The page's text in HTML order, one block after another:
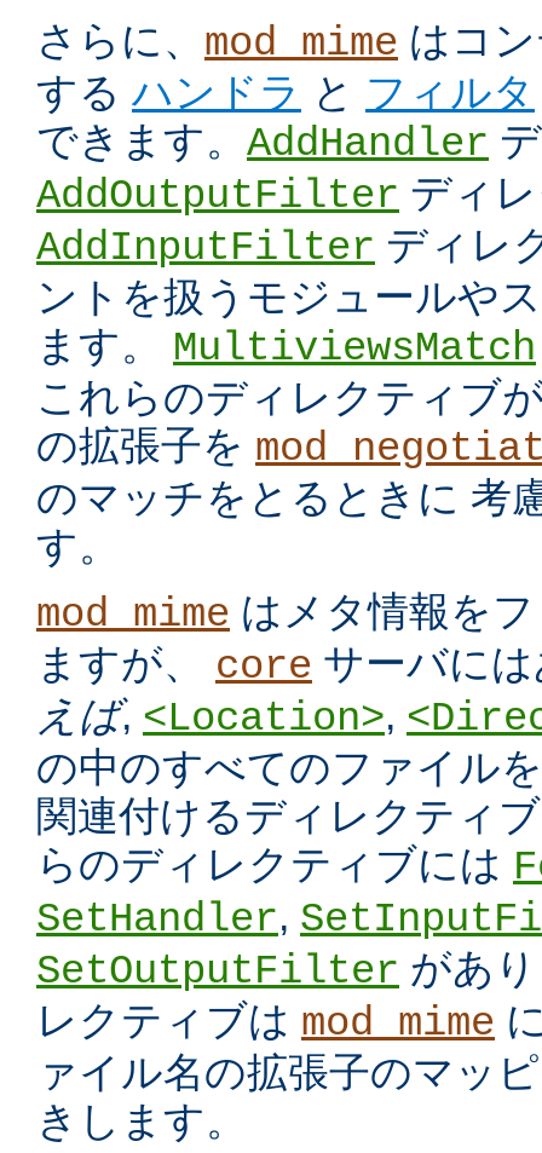
さらに、 mod_mime はコ
するハンドラ と フィルタ
できます。 AddHandler
AddOutputFilter ディ
AddInputFilter ディレ
ントを扱うモジュールや
ます。 MultiviewsMatch
これらのディレクティブ
の拡張子を
のマッチをとるときに 考
す。
mod_mime はメタ情報を
ますが、 core サーバに
えば, <Location>,
の中のすべてのファイル
関連付けるディレクティ
らのディレクティブには
SetHandler,
SetOutputFilter があ
レクティブは mod_mime
ァイル名の拡張子のマッ
きします。